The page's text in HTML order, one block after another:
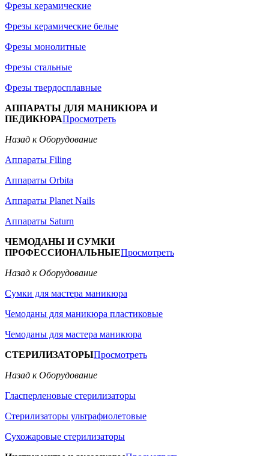
Фрезы керамические
Фрезы керамические белые
Фрезы монолитные
Фрезы стальные
Фрезы твердосплавные
АППАРАТЫ ДЛЯ МАНИКЮРА И
ПЕДИКЮРАПросмотреть
Назад к Оборудование
Аппараты Filing
Аппараты Orbita
Аппараты Planet Nails
Аппараты Saturn
ЧЕМОДАНЫ И СУМКИ
ПРОФЕССИОНАЛЬНЫЕПросмотреть
Назад к Оборудование
Сумки для мастера маникюра
Чемоданы для маникюра пластиковые
Чемоданы для мастера маникюра
СТЕРИЛИЗАТОРЫПросмотреть
Назад к Оборудование
Гласперленовые стерилизаторы
Стерилизаторы ультрафиолетовые
Сухожаровые стерилизаторы